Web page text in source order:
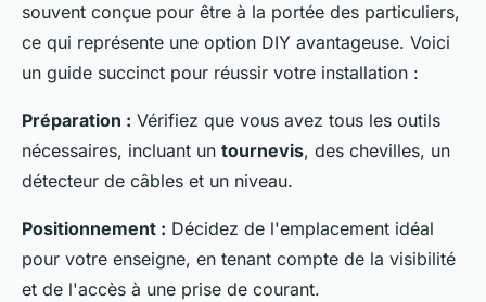
souvent conçue pour être à la portée des particuliers,
ce qui représente une option DIY avantageuse. Voici
un guide succinct pour réussir votre installation :
Préparation : Vérifiez que vous avez tous les outils
nécessaires, incluant un tournevis, des chevilles, un
détecteur de câbles et un niveau.
Positionnement : Décidez de l'emplacement idéal
pour votre enseigne, en tenant compte de la visibilité
et de l'accès à une prise de courant.